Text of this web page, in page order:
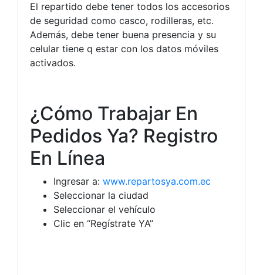
El repartido debe tener todos los accesorios
de seguridad como casco, rodilleras, etc.
Además, debe tener buena presencia y su
celular tiene q estar con los datos móviles
activados.
¿Cómo Trabajar En
Pedidos Ya? Registro
En Línea
Ingresar a: www.repartosya.com.ec
Seleccionar la ciudad
Seleccionar el vehículo
Clic en “Regístrate YA”